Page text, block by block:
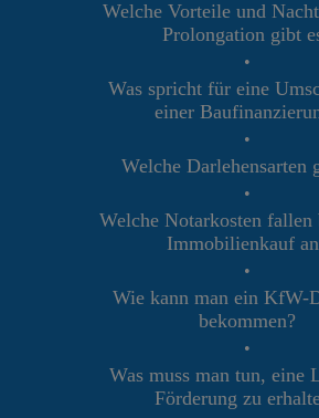
Welche Vorteile und
Prolongation gibt
•
Was spricht für eine
einer
•
Welche Darlehensarten
•
Welche Notarkosten fallen
Immobilienkauf
•
Wie kann man ein KfW-
bekommen?
•
Was muss man tun, eine
Förderung zu